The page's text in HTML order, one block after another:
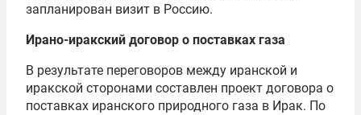
запланирован визит в Россию.
Ирано-иракский договор о поставках газа
В результате переговоров между иранской и
иракской сторонами составлен проект договора о
поставках иранского природного газа в Ирак. По